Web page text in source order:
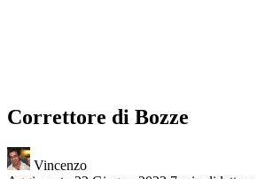
Correttore di Bozze
Vincenzo